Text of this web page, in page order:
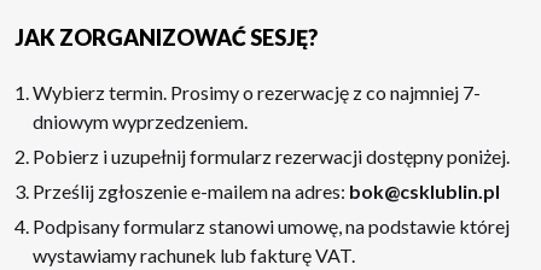
JAK ZORGANIZOWAĆ SESJĘ?
Wybierz termin. Prosimy o rezerwację z co najmniej 7-
dniowym wyprzedzeniem.
Pobierz i uzupełnij formularz rezerwacji dostępny poniżej.
Prześlij zgłoszenie e-mailem na adres: bok@csklublin.pl
Podpisany formularz stanowi umowę, na podstawie której
wystawiamy rachunek lub fakturę VAT.